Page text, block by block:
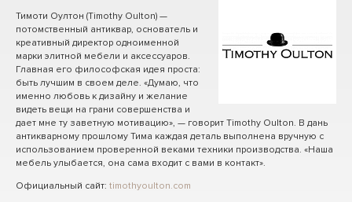
Тимоти Оултон (Timothy Oulton) —
потомственный антиквар, основатель и
креативный директор одноименной
марки элитной мебели и аксессуаров.
Главная его философская идея проста:
быть лучшим в своем деле. «Думаю, что
именно любовь к дизайну и желание
видеть вещи на грани совершенства и
дает мне ту заветную мотивацию», — говорит Timothy Oulton. В дань
антикварному прошлому Тима каждая деталь выполнена вручную с
использованием проверенной веками техники производства. «Наша
мебель улыбается, она сама входит с вами в контакт».
Официальный сайт: timothyoulton.com